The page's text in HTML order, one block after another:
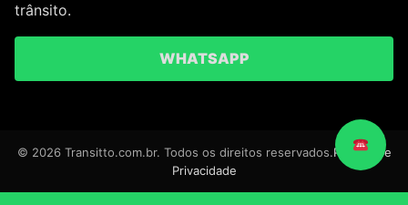
trânsito.
WHATSAPP
© 2026 Transitto.com.br. Todos os direitos reservados.Política de
Privacidade